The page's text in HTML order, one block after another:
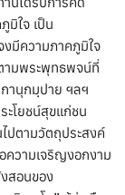
มิใจ เป็น
งมีความภาคภูมิใจ
ามพระพุทธพจน์ที่
านุกมฺปาย ฯลฯ
ะโยชน์สุขแก่ชน
ไปตามวัตถุประสงค์
ความเจริญงอกงาม
สอนของ